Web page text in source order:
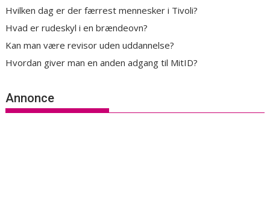
Hvilken dag er der færrest mennesker i Tivoli?
Hvad er rudeskyl i en brændeovn?
Kan man være revisor uden uddannelse?
Hvordan giver man en anden adgang til MitID?
Annonce